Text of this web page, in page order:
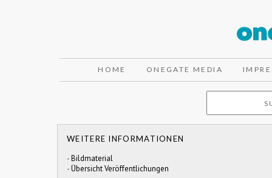
HOME ONEGATE MEDIA
WEITERE INFORMATIONEN
-Bildmaterial
-Übersicht Veröffentlichungen